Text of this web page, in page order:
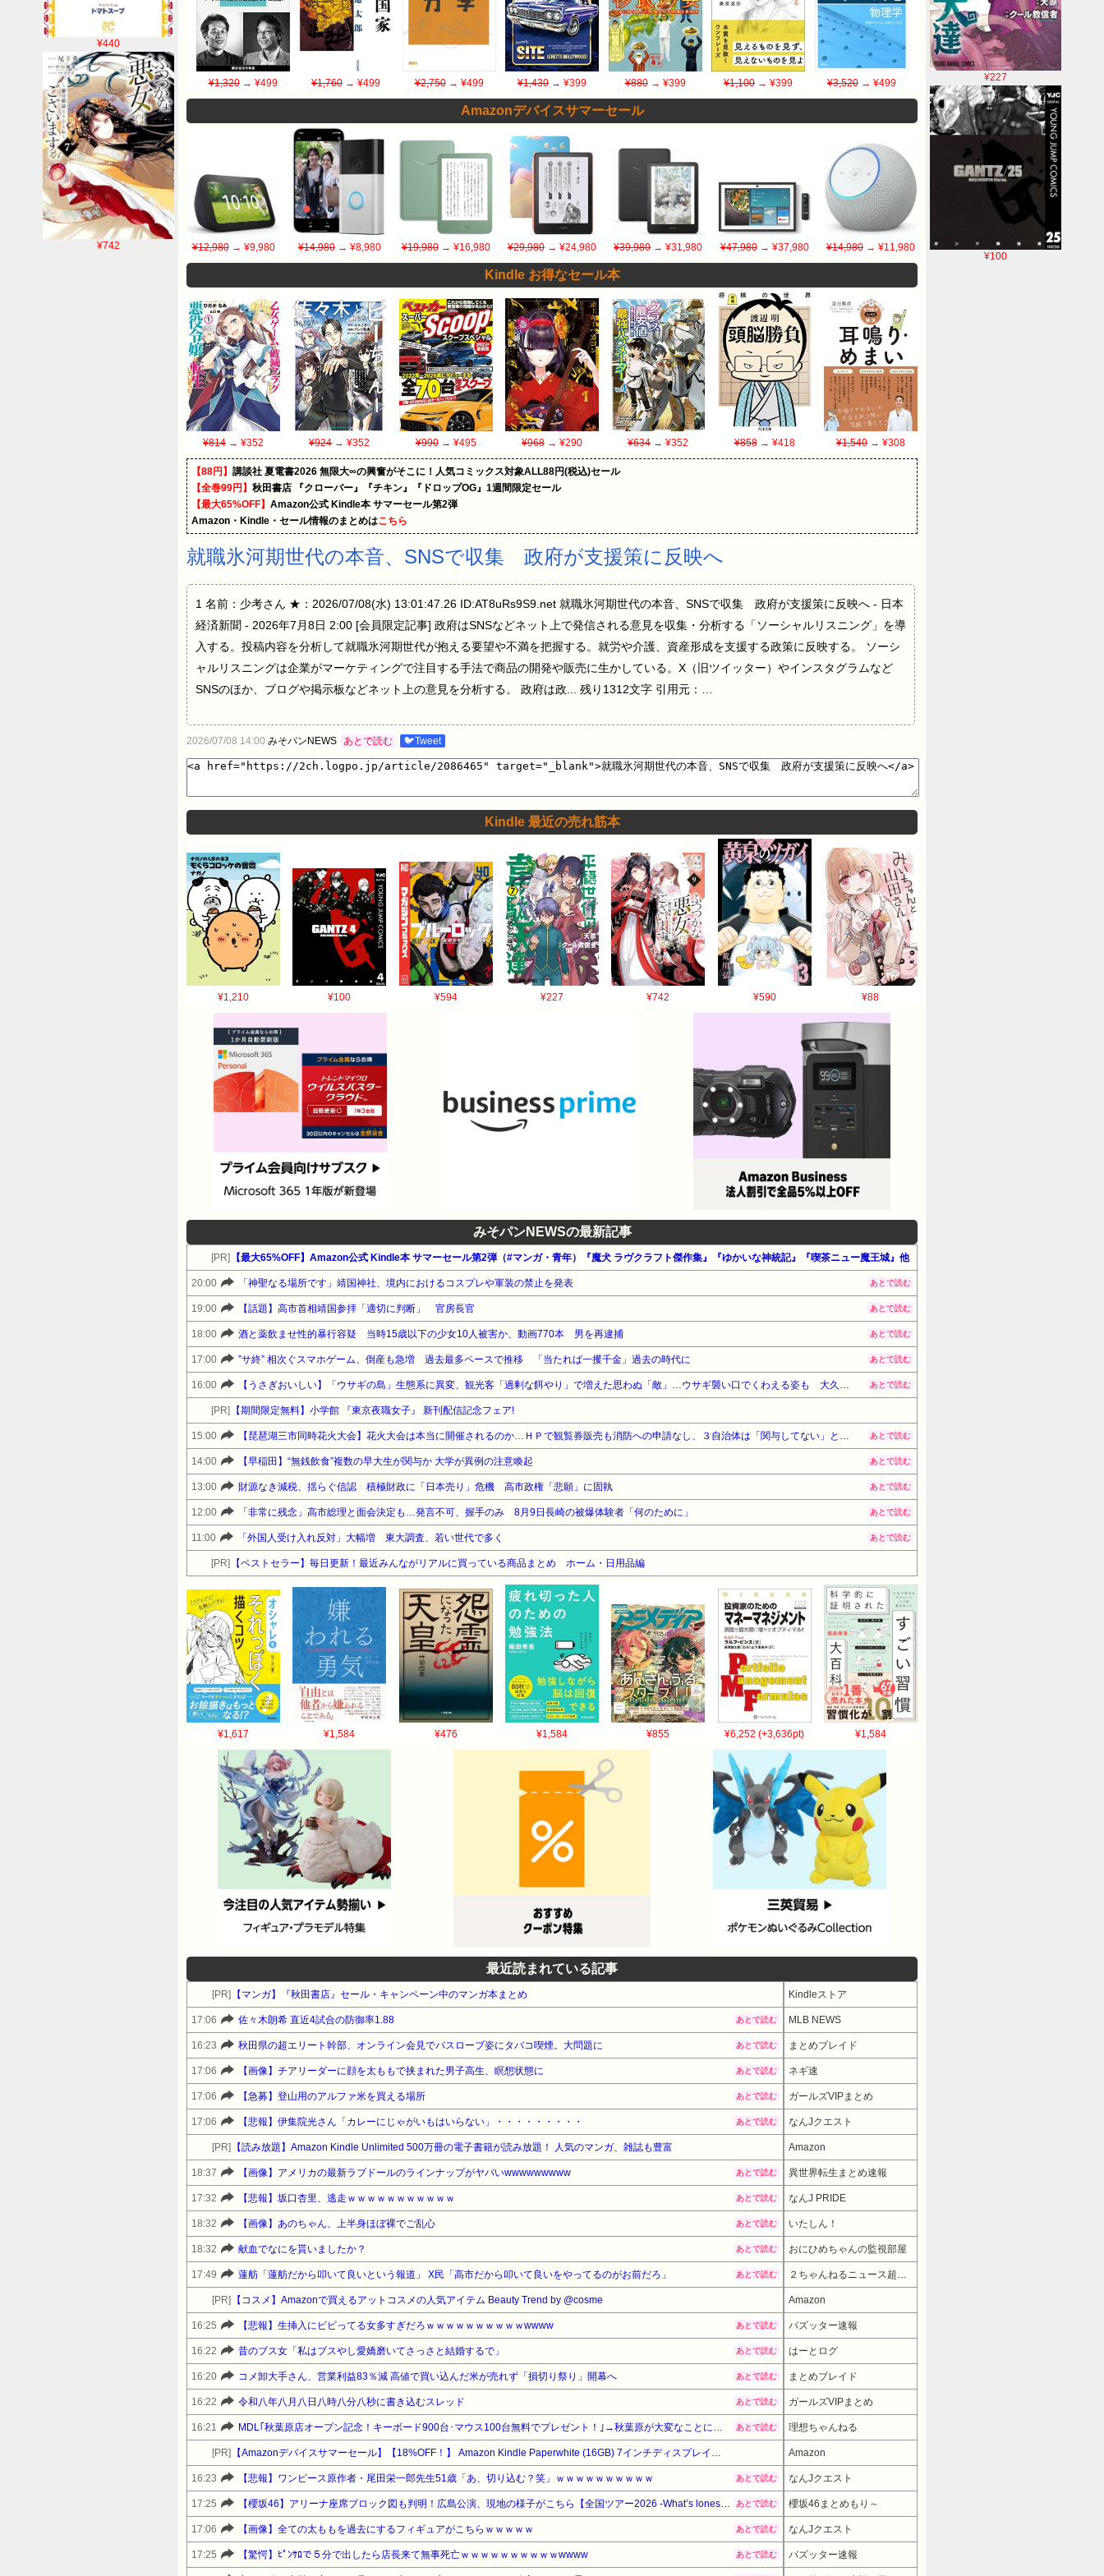
¥227
¥100
¥440
¥742
¥1,320→ ¥499 ¥1,760 → ¥499 ¥2,750→ ¥499 ¥1,430 → ¥399 ¥880→ ¥399 ¥1,100 → ¥399 ¥3,520→ ¥499
Amazonデバイスサマーセール
¥12,980→ ¥9,980 ¥14,980→ ¥8,980 ¥19,980→ ¥16,980 ¥29,980→ ¥24,980 ¥39,980→ ¥31,980 ¥47,980→ ¥37,980 ¥14,980→ ¥11,980
Kindle お得なセール本
¥814 → ¥352 ¥924→ ¥352 ¥990→ ¥495 ¥968→ ¥290 ¥634→ ¥352 ¥858→ ¥418 ¥1,540→ ¥308
【88円】 講談社 夏電書2026 無限大∞の興奮がそこに！人気コミックス対象ALL88円(税込)セール
【全巻99円】 秋田書店 『クローバー』『チキン』『ドロップOG』1週間限定セール
【最大65%OFF】 Amazon公式 Kindle本 サマーセール第2弾
Amazon・Kindle・セール情報のまとめはこちら
就職氷河期世代の本音、SNSで収集 政府が支援策に反映へ
1 名前：少考さん ★：2026/07/08(水) 13:01:47.26 ID:AT8uRs9S9.net 就職氷河期世代の本音、SNSで収集 政府が支援策に反映へ - 日本
経済新聞 - 2026年7月8日 2:00 [会員限定記事] 政府はSNSなどネット上で発信される意見を収集・分析する「ソーシャルリスニング」を導
入する。投稿内容を分析して就職氷河期世代が抱える要望や不満を把握する。就労や介護、資産形成を支援する政策に反映する。 ソーシ
ャルリスニングは企業がマーケティングで注目する手法で商品の開発や販売に生かしている。X（旧ツイッター）やインスタグラムなど
SNSのほか、ブログや掲示板などネット上の意見を分析する。 政府は政... 残り1312文字 引用元：…
2026/07/08 14:00 みそパンNEWS あとで読む 🐦Tweet
Kindle 最近の売れ筋本
¥1,210 ¥100 ¥594 ¥227 ¥742 ¥590 ¥88
みそパンNEWSの最新記事
[PR] 【最大65%OFF】Amazon公式 Kindle本 サマーセール第2弾（#マンガ・青年）『魔犬 ラヴクラフト傑作集』『ゆかいな神統記』『喫茶ニュー魔王城』他
20:00 「神聖なる場所です」靖国神社、境内におけるコスプレや軍装の禁止を発表 あとで読む
19:00 【話題】高市首相靖国参拝「適切に判断」 官房長官 あとで読む
18:00 酒と薬飲ませ性的暴行容疑 当時15歳以下の少女10人被害か、動画770本 男を再逮捕 あとで読む
17:00 ”サ終” 相次ぐスマホゲーム、倒産も急増 過去最多ペースで推移 「当たれば一攫千金」過去の時代に あとで読む
16:00 【うさぎおいしい】「ウサギの島」生態系に異変、観光客「過剰な餌やり」で増えた思わぬ「敵」…ウサギ襲い口でくわえる姿も 大久野島 あとで読む
[PR] 【期間限定無料】小学館 『東京夜職女子』 新刊配信記念フェア!
15:00 【琵琶湖三市同時花火大会】花火大会は本当に開催されるのか…ＨＰで観覧券販売も消防への申請なし、３自治体は「関与してない」と声明 あとで読む
14:00 【早稲田】“無銭飲食”複数の早大生が関与か 大学が異例の注意喚起 あとで読む
13:00 財源なき減税、揺らぐ信認 積極財政に「日本売り」危機 高市政権「悲願」に固執 あとで読む
12:00 「非常に残念」高市総理と面会決定も…発言不可、握手のみ 8月9日長崎の被爆体験者「何のために」 あとで読む
11:00 「外国人受け入れ反対」大幅増 東大調査、若い世代で多く あとで読む
[PR] 【ベストセラー】毎日更新！最近みんながリアルに買っている商品まとめ ホーム・日用品編
¥1,617 ¥1,584 ¥476 ¥1,584 ¥855 ¥6,252 (+3,636pt) ¥1,584
最近読まれている記事
[PR] 【マンガ】『秋田書店』セール・キャンペーン中のマンガ本まとめ Kindleストア
17:06 佐々木朗希 直近4試合の防御率1.88 あとで読む MLB NEWS
16:23 秋田県の超エリート幹部、オンライン会見でバスローブ姿にタバコ喫煙。大問題に あとで読む まとめブレイド
17:06 【画像】チアリーダーに顔を太ももで挟まれた男子高生、瞑想状態に あとで読む ネギ速
17:06 【急募】登山用のアルファ米を買える場所 あとで読む ガールズVIPまとめ
17:06 【悲報】伊集院光さん「カレーにじゃがいもはいらない」・・・・・・・・・ あとで読む なんJクエスト
[PR] 【読み放題】Amazon Kindle Unlimited 500万冊の電子書籍が読み放題！ 人気のマンガ、雑誌も豊富 Amazon
18:37 【画像】アメリカの最新ラブドールのラインナップがヤバいwwwwwwwww あとで読む 異世界転生まとめ速報
17:32 【悲報】坂口杏里、逃走ｗｗｗｗｗｗｗｗｗｗｗ あとで読む なんJ PRIDE
18:32 【画像】あのちゃん、上半身ほぼ裸でご乱心 あとで読む いたしん！
18:32 献血でなにを貰いましたか？ あとで読む おにひめちゃんの監視部屋
17:49 蓮舫「蓮舫だから叩いて良いという報道」 X民「高市だから叩いて良いをやってるのがお前だろ」 あとで読む
[PR] 【コスメ】Amazonで買えるアットコスメの人気アイテム Beauty Trend by @cosme Amazon
16:25 【悲報】生挿入にビビってる女多すぎだろｗｗｗｗｗｗｗｗｗｗwwww あとで読む バズッター速報
16:22 昔のブス女「私はブスやし愛嬌磨いてさっさと結婚するで」 あとで読む はーとログ
16:20 コメ卸大手さん、営業利益83％減 高値で買い込んだ米が売れず「損切り祭り」開幕へ あとで読む まとめブレイド
16:22 令和八年八月八日八時八分八秒に書き込むスレッド あとで読む ガールズVIPまとめ
16:21 あとで読む 理想ちゃんねる
[PR] Amazon
16:23 【悲報】ワンピース原作者・尾田栄一郎先生51歳「あ、切り込む？笑」ｗｗｗｗｗｗｗｗｗｗ あとで読む なんJクエスト
17:25 あとで読む 櫻坂46まとめもり～
17:06 【画像】全ての太ももを過去にするフィギュアがこちらｗｗｗｗｗ あとで読む なんJクエスト
17:25 【驚愕】ﾋﾟﾝｻﾛで５分で出したら店長来て無事死亡ｗｗｗｗｗｗｗｗｗｗwwww あとで読む バズッター速報